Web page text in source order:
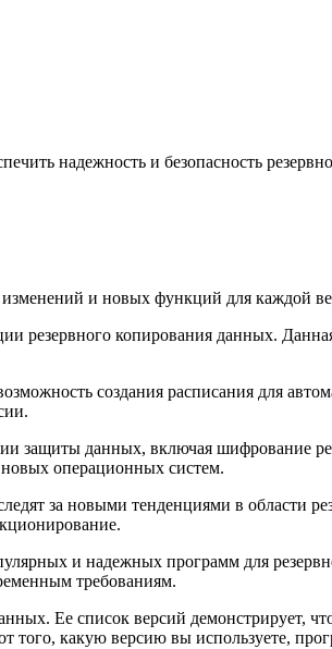
надежность и безопасность
и новых функций для каждой
резервного копирования данных.
создания расписания для
данных, включая шифрование
операционных систем.
за новыми тенденциями в области
и надежных программ для
требованиям.
Ее список версий демонстрирует,
какую версию вы используете,